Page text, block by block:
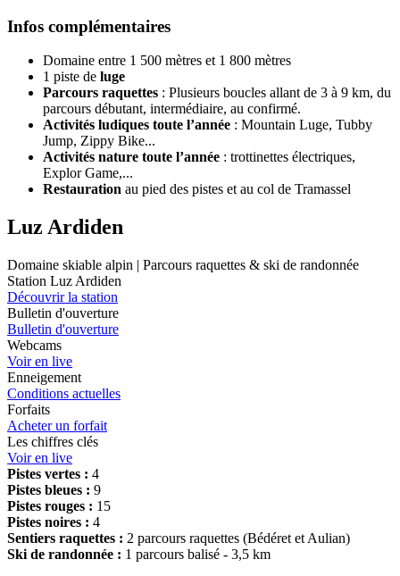
Infos complémentaires
Domaine entre 1 500 mètres et 1 800 mètres
1 piste de luge
Parcours raquettes : Plusieurs boucles allant de 3 à 9 km, du
parcours débutant, intermédiaire, au confirmé.
Activités ludiques toute l’année : Mountain Luge, Tubby
Jump, Zippy Bike...
Activités nature toute l’année : trottinettes électriques,
Explor Game,...
Restauration au pied des pistes et au col de Tramassel
Luz Ardiden
Domaine skiable alpin | Parcours raquettes & ski de randonnée
Station Luz Ardiden
Découvrir la station
Bulletin d'ouverture
Bulletin d'ouverture
Webcams
Voir en live
Enneigement
Conditions actuelles
Forfaits
Acheter un forfait
Les chiffres clés
Voir en live
Pistes vertes : 4
Pistes bleues : 9
Pistes rouges : 15
Pistes noires : 4
Sentiers raquettes : 2 parcours raquettes (Bédéret et Aulian)
Ski de randonnée : 1 parcours balisé - 3,5 km